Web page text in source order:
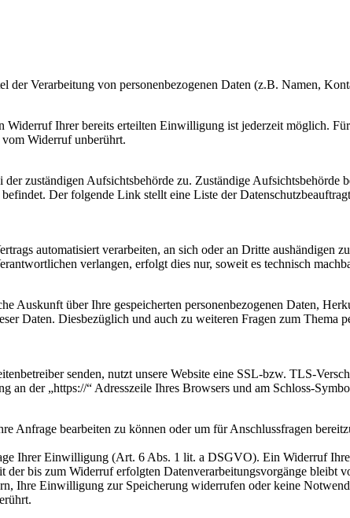
Verarbeitung von personenbezogenen Daten (z.B. Namen,
Ihrer bereits erteilten Einwilligung ist jederzeit möglich.
Widerruf unberührt.
zuständigen Aufsichtsbehörde zu. Zuständige Aufsichtsbehörde
Der folgende Link stellt eine Liste der
automatisiert verarbeiten, an sich oder an Dritte aushändigen
verlangen, erfolgt dies nur, soweit es technisch
Auskunft über Ihre gespeicherten personenbezogenen Daten,
Daten. Diesbezüglich und auch zu weiteren Fragen zum Thema
senden, nutzt unsere Website eine SSL-bzw. TLS-
an der „https://“ Adresszeile Ihres Browsers und am Schloss-
bearbeiten zu können oder um für Anschlussfragen
Ihrer Einwilligung (Art. 6 Abs. 1 lit. a DSGVO). Ein Widerruf
bis zum Widerruf erfolgten Datenverarbeitungsvorgänge bleibt
Ihre Einwilligung zur Speicherung widerrufen oder keine